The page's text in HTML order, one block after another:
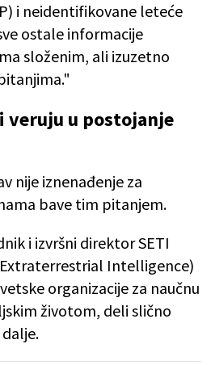
i neidentifikovane leteće
ostale informacije
složenim, ali izuzetno
veruju u postojanje
nije iznenađenje za
bave tim pitanjem.
i izvršni direktor SETI
Intelligence)
organizacije za naučnu
životom, deli slično